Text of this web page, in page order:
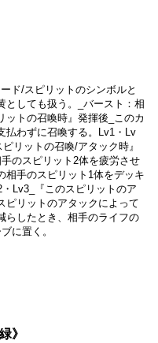
ド/スピリットのシンボルと
としても扱う。_バースト：相
ットの召喚時』発揮後_このカ
払わずに召喚する。Lv1・Lv
リットの召喚/アタック時』
のスピリット2体を疲労させ
相手のスピリット1体をデッキ
Lv3_『このスピリットのア
ピリットのアタックによって
らしたとき、相手のライフの
に置く。
》